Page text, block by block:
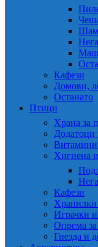
Кафези
Домови,
Останато
Птици
Храна за
Додатоци
Хигиена
Кафези
Играчки
Опрема за
Гнезда и